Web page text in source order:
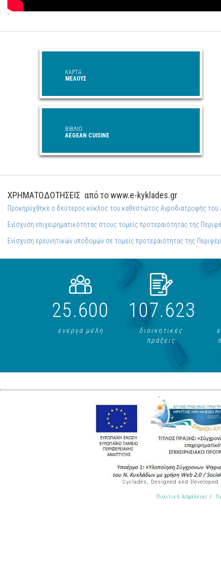
΄
ΚΑΡΤΑ
ΜΕΛΟΥΣ
ΒΙΒΛΙΟ
AEGEAN CUISINE
ΧΡΗΜΑΤΟΔΟΤΗΣΕΙΣ από το www.e-kyklades.gr
Προκηρύχθηκε ο δεύτερος κύκλος του καθεστώτος Αγροδιατροφής του
Ενίσχυση επιχειρηματικότητας στους τομείς προτεραιότητας της
Ενίσχυση ερευνητικών υποδομών σε τομείς προτεραιότητας της
25.600
ενεργά μέλη
107.623
διοικητικές
πράξεις
Cyclades, Designed and
Πολιτική Ασφάλειας /